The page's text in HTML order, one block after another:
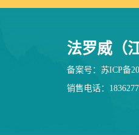
法罗威（
备案号： 苏ICP备
销售电话：